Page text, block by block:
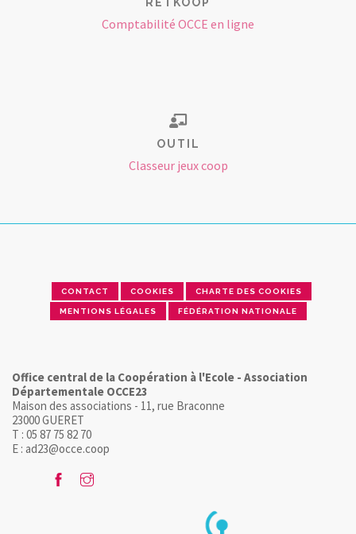
Comptabilité OCCE en ligne
OUTIL
Classeur jeux coop
CONTACT COOKIES CHARTE DES COOKIES
MENTIONS LÉGALES FÉDÉRATION NATIONALE
Office central de la Coopération à l'Ecole - Association
Départementale OCCE23
Maison des associations - 11, rue Braconne
23000 GUERET
T : 05 87 75 82 70
E : ad23@occe.coop